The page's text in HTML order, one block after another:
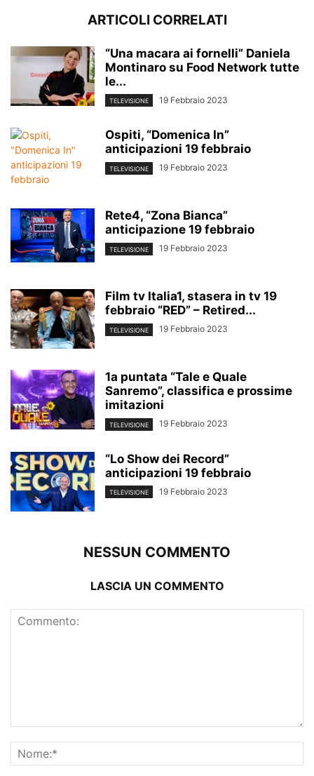
ARTICOLI CORRELATI
“Una macara ai fornelli” Daniela
Montinaro su Food Network tutte
le...
TELEVISIONE 19 Febbraio 2023
Ospiti, “Domenica In”
anticipazioni 19 febbraio
TELEVISIONE 19 Febbraio 2023
Rete4, “Zona Bianca”
anticipazione 19 febbraio
TELEVISIONE 19 Febbraio 2023
Film tv Italia1, stasera in tv 19
febbraio “RED” – Retired...
TELEVISIONE 19 Febbraio 2023
1a puntata “Tale e Quale
Sanremo”, classifica e prossime
imitazioni
TELEVISIONE 19 Febbraio 2023
“Lo Show dei Record”
anticipazioni 19 febbraio
TELEVISIONE 19 Febbraio 2023
NESSUN COMMENTO
LASCIA UN COMMENTO